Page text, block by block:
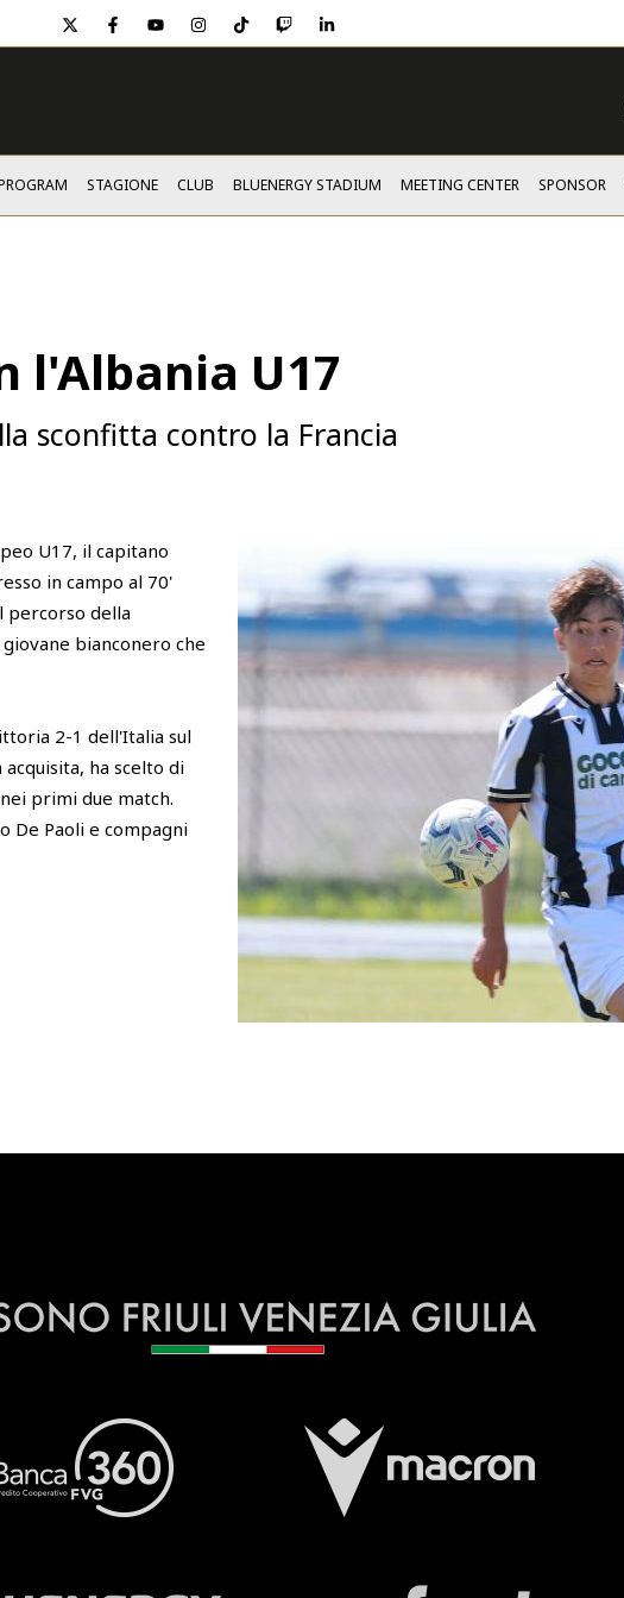
twitter facebook
youtubeinstagram
tiktoktwitchlinkedin
STAGIONE CLUB BLUENERGY STADIUM MEETING CENTER SPONSOR
l'Albania U17
sconfitta contro la Francia
U17, il capitano
in campo al 70'
percorso della
bianconero che
2-1 dell'Italia sul
ha scelto di
primi due match.
De Paoli e compagni